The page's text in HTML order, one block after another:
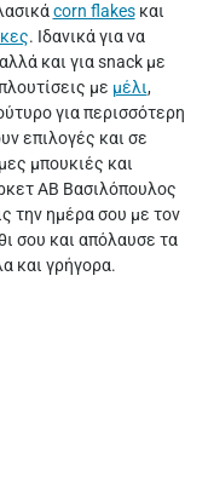
corn flakesκαι
. Ιδανικά για να
και για snack με
με μέλι,
για περισσότερη
επιλογές και σε
μπουκιές και
ΑΒ Βασιλόπουλος
την ημέρα σου με τον
σου και απόλαυσε τα
και γρήγορα.